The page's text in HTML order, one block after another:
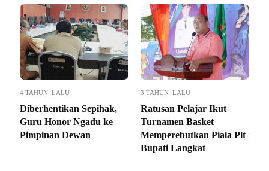
4 TAHUN LALU
Diberhentikan Sepihak,
Guru Honor Ngadu ke
Pimpinan Dewan
3 TAHUN LALU
Ratusan Pelajar Ikut
Turnamen Basket
Memperebutkan Piala Plt
Bupati Langkat